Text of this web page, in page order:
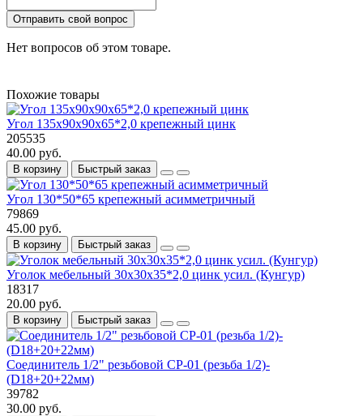
Отправить свой вопрос
Нет вопросов об этом товаре.
Похожие товары
Угол 135х90х90х65*2,0 крепежный цинк
205535
40.00 руб.
В корзину Быстрый заказ
Угол 130*50*65 крепежный асимметричный
79869
45.00 руб.
В корзину Быстрый заказ
Уголок мебельный 30х30х35*2,0 цинк усил. (Кунгур)
18317
20.00 руб.
В корзину Быстрый заказ
Соединитель 1/2" резьбовой СР-01 (резьба 1/2)-
(D18+20+22мм)
39782
30.00 руб.